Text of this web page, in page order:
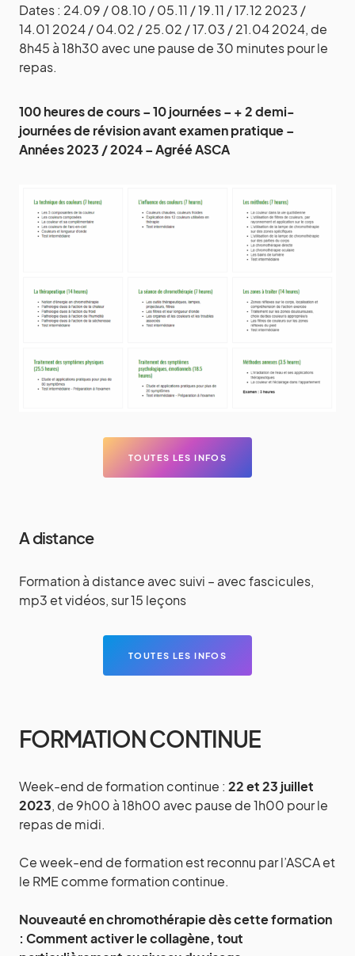
Dates : ​24.09 / 08.10 / 05.11 / 19.11 / 17.12 2023 /
14.01 2024 / 04.02 / 25.02 / 17.03 / 21.04 2024, de
8h45 à 18h30 avec une pause de 30 minutes pour le
repas.
100 heures de cours – 10 journées – + 2 demi-
journées de révision avant examen pratique –
Années 2023 / 2024 – Agréé ASCA
TOUTES LES INFOS
A distance
Formation à distance avec suivi – avec fascicules,
mp3 et vidéos, sur 15 leçons
TOUTES LES INFOS
FORMATION CONTINUE
Week-end de formation​ continue : 22 et 23 juillet
2023, de 9h00 à 18h00 avec pause de 1h00 pour le
repas de midi.
Ce week-end de formation est reconnu par l’ASCA et
le RME comme formation continue.
Nouveauté en chromothérapie dès cette formation
: Comment activer le collagène, tout